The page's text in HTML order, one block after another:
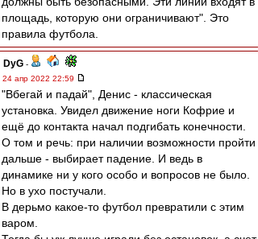
площадь, которую они ограничивают". Это
правила футбола.
DyG -
24 апр 2022 22:59
"Вбегай и падай", Денис - классическая
установка. Увидел движение ноги Кофрие и
ещё до контакта начал подгибать конечности.
О том и речь: при наличии возможности пройти
дальше - выбирает падение. И ведь в
динамике ни у кого особо и вопросов не было.
Но в ухо постучали.
В дерьмо какое-то футбол превратили с этим
варом.